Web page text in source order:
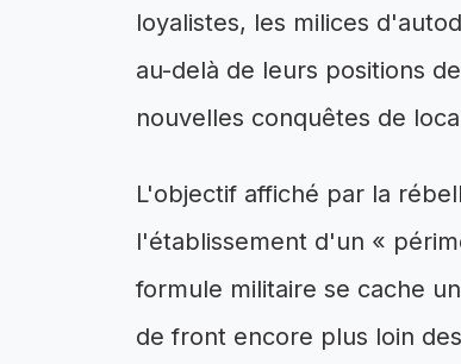
loyalistes, les milices
au-delà de leurs positions
nouvelles conquêtes de
L'objectif affiché par la
l'établissement d'un «
formule militaire se cache
de front encore plus loin